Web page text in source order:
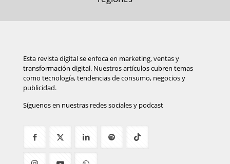
Esta revista digital se enfoca en marketing, ventas y
transformación digital. Nuestros artículos cubren temas
como tecnología, tendencias de consumo, negocios y
publicidad.
Síguenos en nuestras redes sociales y podcast